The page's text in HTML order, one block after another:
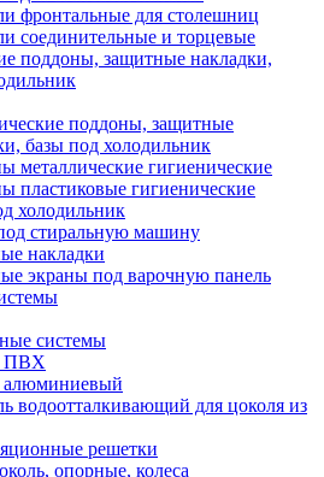
фронтальные для столешниц
соединительные и торцевые
поддоны, защитные накладки,
поддоны, защитные
базы под холодильник
металлические гигиенические
пластиковые гигиенические
холодильник
стиральную машину
накладки
экраны под варочную панель
системы
ПВХ
алюминиевый
водоотталкивающий для цоколя из
решетки
опорные, колеса